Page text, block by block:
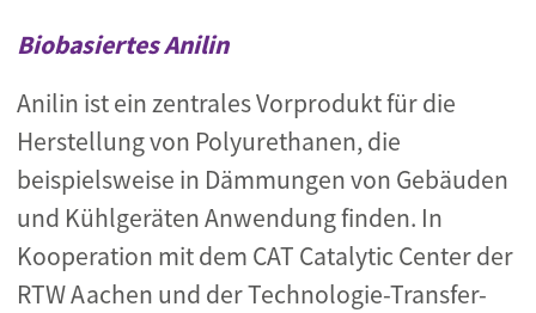
Biobasiertes Anilin
Anilin ist ein zentrales Vorprodukt für die
Herstellung von Polyurethanen, die
beispielsweise in Dämmungen von Gebäuden
und Kühlgeräten Anwendung finden. In
Kooperation mit dem CAT Catalytic Center der
RTW Aachen und der Technologie-Transfer-